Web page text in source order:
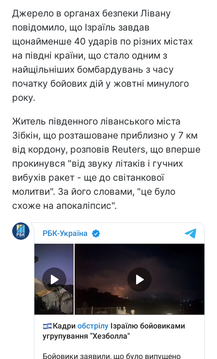
Джерело в органах безпеки Лівану
повідомило, що Ізраїль завдав
щонайменше 40 ударів по різних містах
на півдні країни, що стало одним з
найщільніших бомбардувань з часу
початку бойових дій у жовтні минулого
року.
Житель південного ліванського міста
Зібкін, що розташоване приблизно у 7 км
від кордону, розповів Reuters, що вперше
прокинувся "від звуку літаків і гучних
вибухів ракет - ще до світанкової
молитви". За його словами, "це було
схоже на апокаліпсис".